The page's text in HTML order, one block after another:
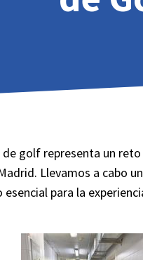
golf representa un
Llevamos a cabo
para la